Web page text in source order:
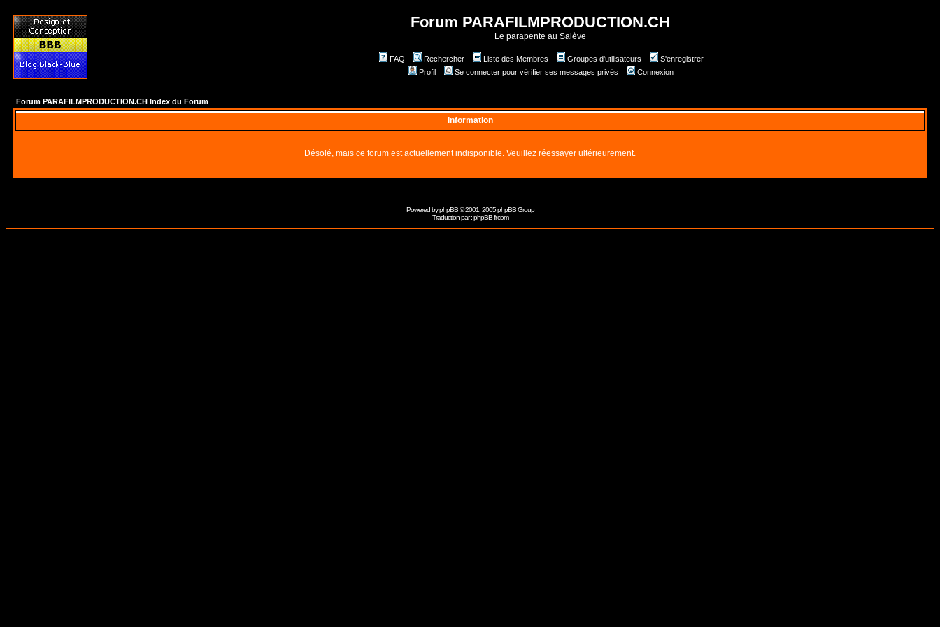
Forum PARAFILMPRODUCTION.CH
Le parapente au Salève
FAQ Rechercher Liste des Membres Groupes d'utilisateurs
S'enregistrer
Profil
Se connecter pour vérifier ses messages privés Connexion
Forum PARAFILMPRODUCTION.CH Index du Forum
Information
Désolé, mais ce forum est actuellement indisponible. Veuillez réessayer ultérieurement.
Powered byphpBB© 2001, 2005 phpBB Group
Traduction par :phpBB-fr.com